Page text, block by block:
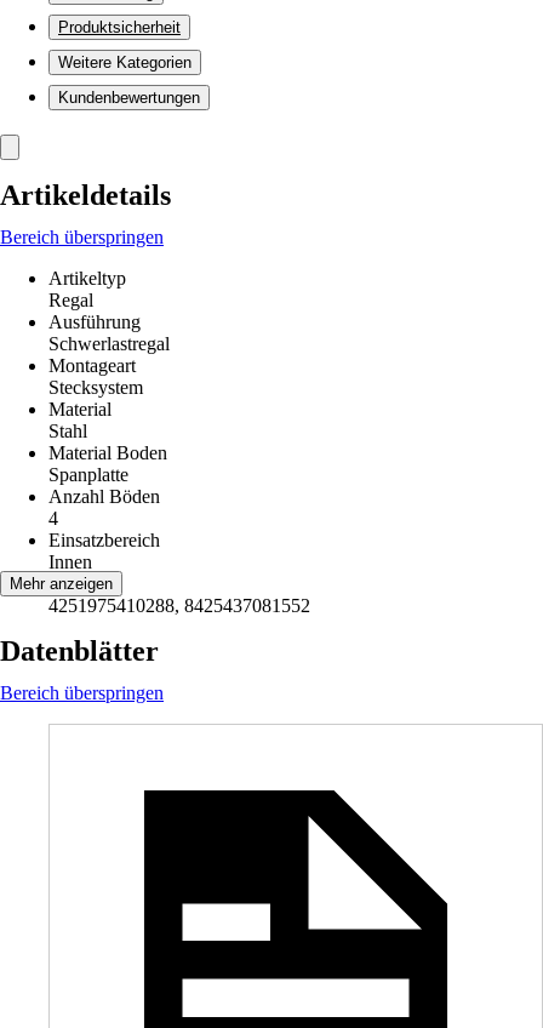
Produktsicherheit
Weitere Kategorien
Kundenbewertungen
Artikeldetails
Bereich überspringen
Artikeltyp
Regal
Ausführung
Schwerlastregal
Montageart
Stecksystem
Material
Stahl
Material Boden
Spanplatte
Anzahl Böden
4
Einsatzbereich
Innen
EAN
4251975410288, 8425437081552
Mehr anzeigen
Datenblätter
Bereich überspringen